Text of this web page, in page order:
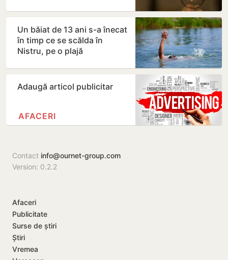
Un băiat de 13 ani s-a înecat
în timp ce se scălda în
Nistru, pe o plajă
Adaugă articol publicitar
AFACERI
Contact info@ournet-group.com
Version: 0.2.2
Afaceri
Publicitate
Surse de știri
Știri
Vremea